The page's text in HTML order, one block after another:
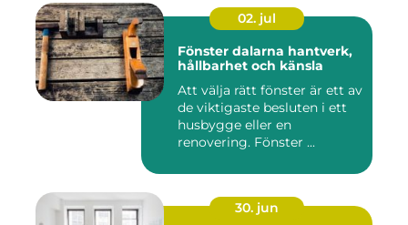
02. jul
Fönster dalarna hantverk,
hållbarhet och känsla
Att välja rätt fönster är ett av
de viktigaste besluten i ett
husbygge eller en
renovering. Fönster ...
30. jun